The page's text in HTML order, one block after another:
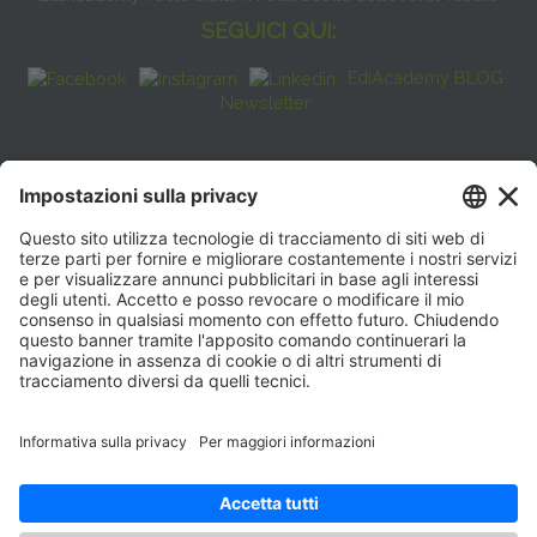
SEGUICI QUI:
EdiAcademy BLOG
Newsletter
FAQ
CONTATTI
EdiAcademy
Sede operativa: V.le E. Forlanini, 21 - 20134, Milano
(+39)0270211274
E-mail:formazione@eenet.it
Sede legale: V.le E. Forlanini, 21 - 20134, Milano
ORARI SEGRETERIA
Lunedì—Giovedì: 08:30–17:30
Venerdì: 08:30–16:00